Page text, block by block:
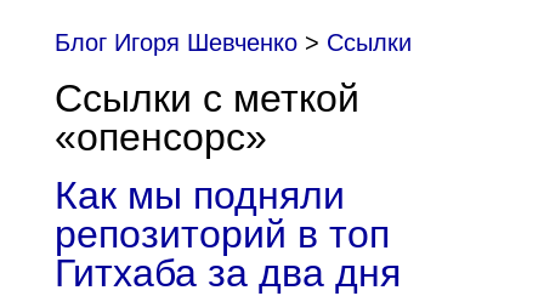
Блог Игоря Шевченко> Cсылки
Ссылки с меткой
«опенсорс»
Как мы подняли
репозиторий в топ
Гитхаба за два дня